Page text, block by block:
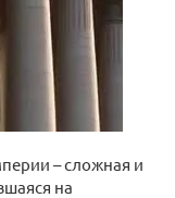
– сложная и
на